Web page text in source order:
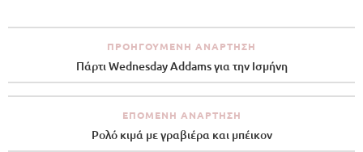
ΠΡΟΗΓΟΎΜΕΝΗ ΑΝΆΡΤΗΣΗ
Πάρτι Wednesday Addams για την Ισμήνη
ΕΠΌΜΕΝΗ ΑΝΆΡΤΗΣΗ
Ρολό κιμά με γραβιέρα και μπέικον